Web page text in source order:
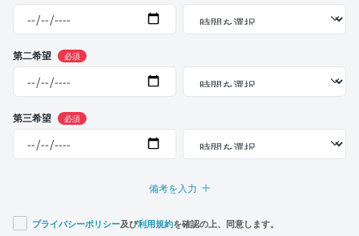
第二希望 必須
第三希望 必須
備考を入力
プライバシーポリシー及び利用規約を確認の上、同意します。